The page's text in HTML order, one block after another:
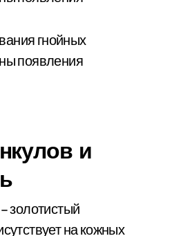
и
золотистый
на кожных